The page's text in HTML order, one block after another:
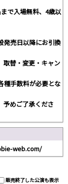
で入場無料、4歳以
発売日以降にお引換
取替・変更・キャン
種手数料が必要とな
めご了承くださ
web.com/
販売終了した公演も表示